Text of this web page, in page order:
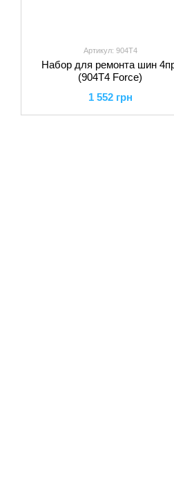
Артикул: 904T4
Набор для ремонта шин
(904T4 Force)
1 552 грн